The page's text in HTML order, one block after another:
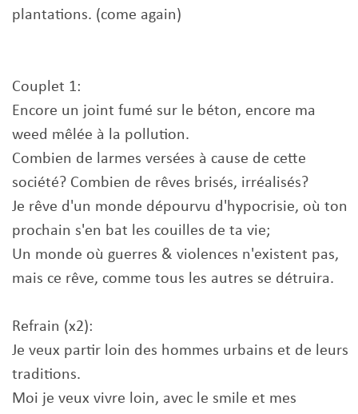
plantations. (come again)
Couplet 1:
Encore un joint fumé sur le béton, encore ma
weed mêlée à la pollution.
Combien de larmes versées à cause de cette
société? Combien de rêves brisés, irréalisés?
Je rêve d'un monde dépourvu d'hypocrisie, où ton
prochain s'en bat les couilles de ta vie;
Un monde où guerres & violences n'existent pas,
mais ce rêve, comme tous les autres se détruira.
Refrain (x2):
Je veux partir loin des hommes urbains et de leurs
traditions.
Moi je veux vivre loin, avec le smile et mes